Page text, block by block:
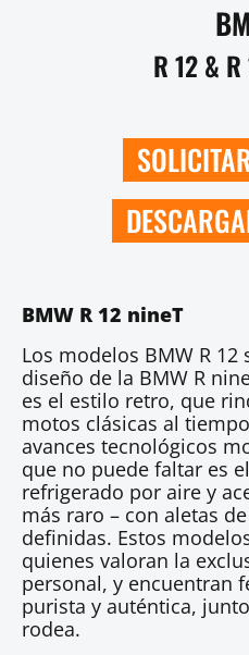
R 12 & R
BMW R 12 nineT
Los modelos BMW R
diseño de la BMW R
es el estilo retro, que
motos clásicas al
avances tecnológicos
que no puede faltar es
refrigerado por aire y
más raro – con aletas
definidas. Estos
quienes valoran la
personal, y encuentran
purista y auténtica,
rodea.